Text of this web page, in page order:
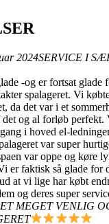
2024SERVICE I
-og er fortsat glade
spalageret. Vi
da det var i et
og al forløb perfekt.
i hoved el-
var super
var oppe og køre
er faktisk så glade for
at vi lige har købt
og deres super
ET MEGET VENLIG